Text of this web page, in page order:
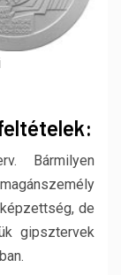
Bármilyen
de
gipsztervek